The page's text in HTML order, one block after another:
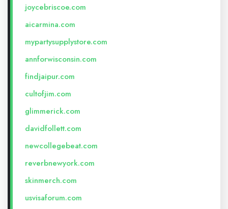
joycebriscoe.com
aicarmina.com
mypartysupplystore.com
annforwisconsin.com
findjaipur.com
cultofjim.com
glimmerick.com
davidfollett.com
newcollegebeat.com
reverbnewyork.com
skinmerch.com
usvisaforum.com